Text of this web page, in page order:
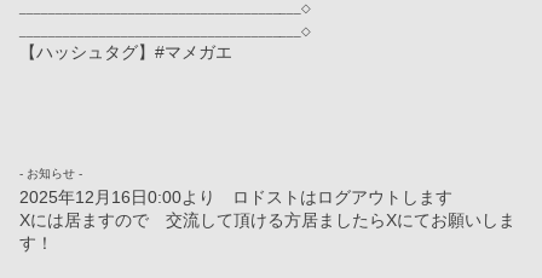
_______________________________________◇
_______________________________________◇
【ハッシュタグ】#マメガエ
- お知らせ -
2025年12月16日0:00より　ロドストはログアウトします
Xには居ますので　交流して頂ける方居ましたらXにてお願いしま
す！